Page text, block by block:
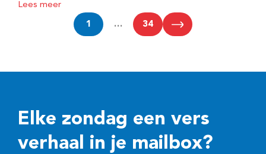
Lees meer
1 … 34
Elke zondag een vers
verhaal in je mailbox?